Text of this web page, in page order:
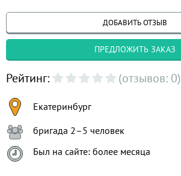
ДОБАВИТЬ ОТЗЫВ
ПРЕДЛОЖИТЬ ЗАКАЗ
Рейтинг: (отзывов: 0)
Екатеринбург
бригада 2–5 человек
Был на сайте: более месяца